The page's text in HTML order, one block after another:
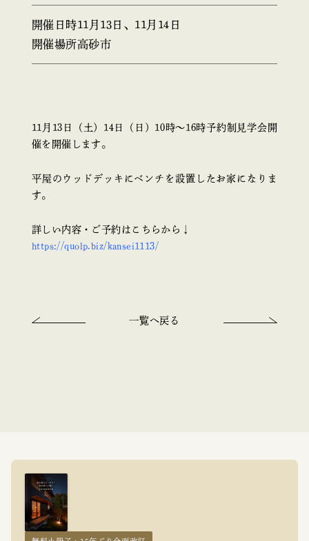
開催日時11月13日、11月14日
開催場所高砂市
11月13日（土）14日（日）10時〜16時予約制見学会開
催を開催します。
平屋のウッドデッキにベンチを設置したお家になりま
す。
詳しい内容・ご予約はこちらから↓
https://quolp.biz/kansei1113/
一覧へ戻る